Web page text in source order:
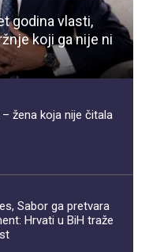
godina vlasti,
koji ga nije ni
žena koja nije čitala
Sabor ga pretvara
Hrvati u BiH traže